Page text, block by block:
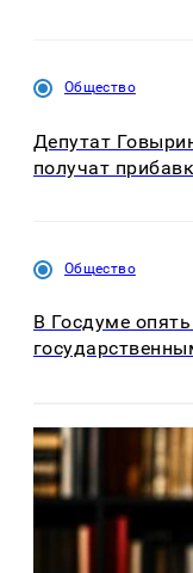
Общество
Депутат
получат
Общество
В Госдуме